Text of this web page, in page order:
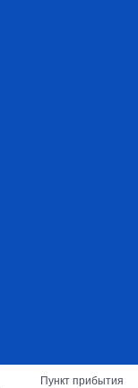
Пункт прибытия